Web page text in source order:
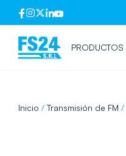
PRODUCTOS
Inicio / Transmisión de FM /